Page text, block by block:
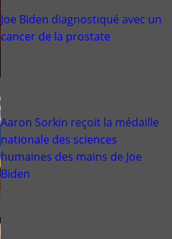
Joe Biden diagnostiqué avec un
cancer de la prostate
Aaron Sorkin reçoit la médaille
nationale des sciences
humaines des mains de Joe
Biden